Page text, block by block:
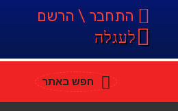
התחבר \ הרשם
לעגלה
חפש באתר